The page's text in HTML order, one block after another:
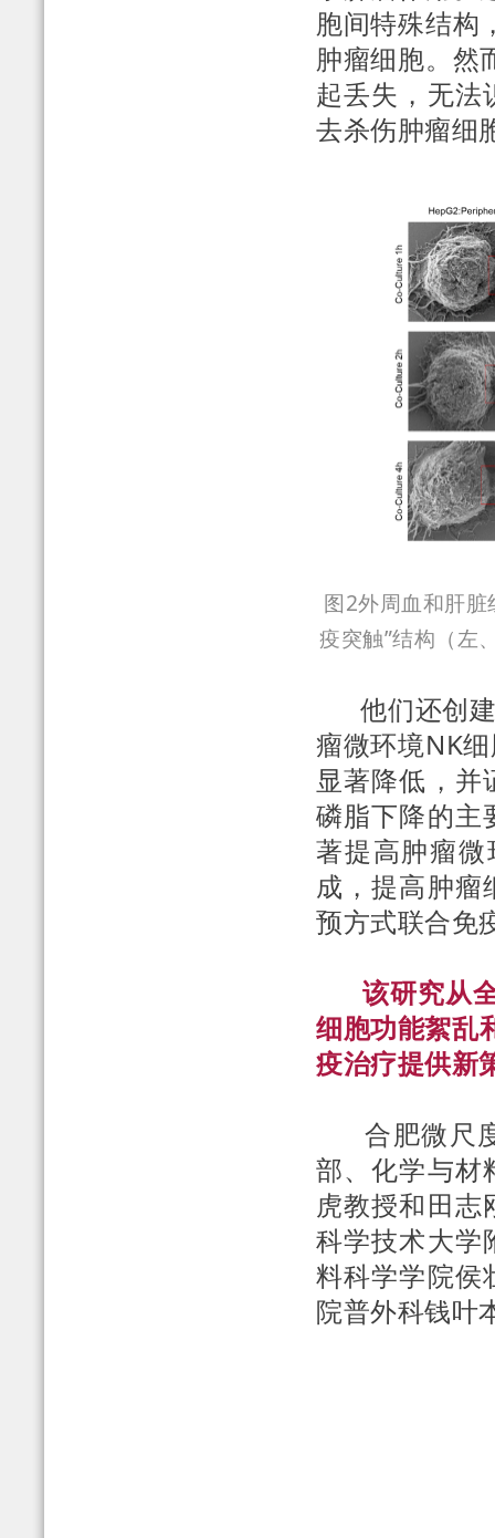
胞间特殊结构
肿瘤细胞。然
起丢失，无法
去杀伤肿瘤细
图2外周血和肝
疫突触”结构（左
他们还创建
瘤微环境NK
显著降低，
磷脂下降的主
著提高肿瘤
成，提高肿瘤
预方式联合免
该研究从全
细胞功能絮乱
疫治疗提供新
合肥微尺度
部、化学与材
虎教授和田志
科学技术大学
料科学学院侯
院普外科钱叶